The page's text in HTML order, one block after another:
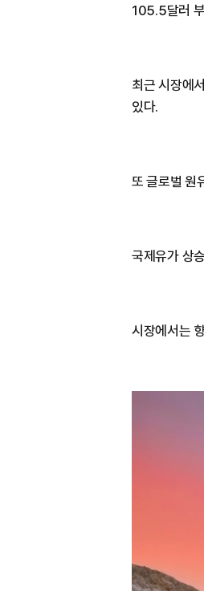
105.5달러
최근 시장에
있다.
또 글로벌 원
국제유가 상
시장에서는